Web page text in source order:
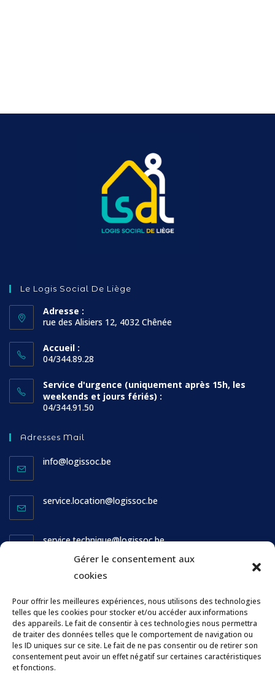
Gérer le consentement aux
cookies
Pour offrir les meilleures expériences, nous utilisons des technologies
telles que les cookies pour stocker et/ou accéder aux informations
des appareils. Le fait de consentir à ces technologies nous permettra
de traiter des données telles que le comportement de navigation ou
les ID uniques sur ce site. Le fait de ne pas consentir ou de retirer son
consentement peut avoir un effet négatif sur certaines caractéristiques
et fonctions.
Le Logis Social De Liège
Adresse :
rue des Alisiers 12, 4032 Chênée
Accueil :
04/344.89.28
Service d'urgence (uniquement après 15h, les
weekends et jours fériés) :
04/344.91.50
Adresses Mail
info@logissoc.be
service.location@logissoc.be
service.technique@logissoc.be
Ouverture des guichets :
Lundi: FERME
Mardi: de 13h à 15h
Mercredi: FERME